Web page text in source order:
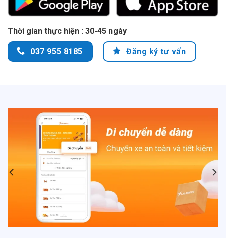
Thời gian thực hiện : 30-45 ngày
037 955 8185 Đăng ký tư vấn